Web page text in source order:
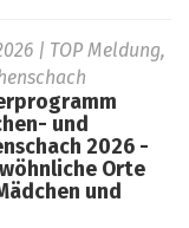
| TOP Meldung,
und
2026 -
Orte
und